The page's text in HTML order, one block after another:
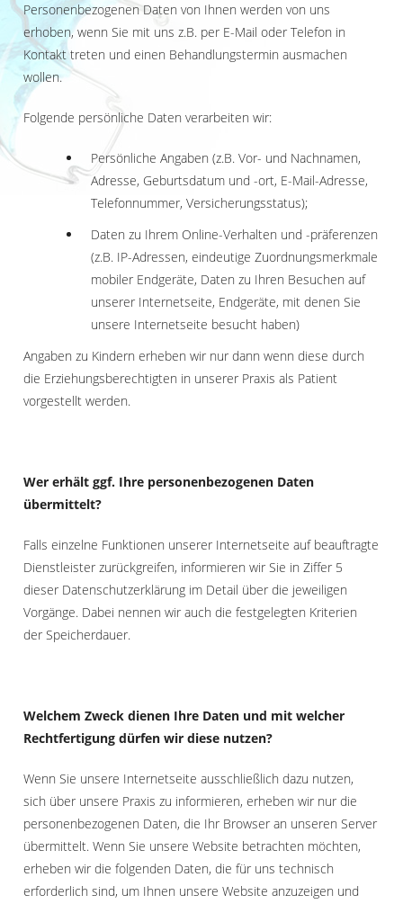
Personenbezogenen Daten von Ihnen werden von uns
erhoben, wenn Sie mit uns z.B. per E-Mail oder Telefon in
Kontakt treten und einen Behandlungstermin ausmachen
wollen.
Folgende persönliche Daten verarbeiten wir:
Persönliche Angaben (z.B. Vor- und Nachnamen,
Adresse, Geburtsdatum und -ort, E-Mail-Adresse,
Telefonnummer, Versicherungsstatus);
Daten zu Ihrem Online-Verhalten und -präferenzen
(z.B. IP-Adressen, eindeutige Zuordnungsmerkmale
mobiler Endgeräte, Daten zu Ihren Besuchen auf
unserer Internetseite, Endgeräte, mit denen Sie
unsere Internetseite besucht haben)
Angaben zu Kindern erheben wir nur dann wenn diese durch
die Erziehungsberechtigten in unserer Praxis als Patient
vorgestellt werden.
Wer erhält ggf. Ihre personenbezogenen Daten
übermittelt?
Falls einzelne Funktionen unserer Internetseite auf beauftragte
Dienstleister zurückgreifen, informieren wir Sie in Ziffer 5
dieser Datenschutzerklärung im Detail über die jeweiligen
Vorgänge. Dabei nennen wir auch die festgelegten Kriterien
der Speicherdauer.
Welchem Zweck dienen Ihre Daten und mit welcher
Rechtfertigung dürfen wir diese nutzen?
Wenn Sie unsere Internetseite ausschließlich dazu nutzen,
sich über unsere Praxis zu informieren, erheben wir nur die
personenbezogenen Daten, die Ihr Browser an unseren Server
übermittelt. Wenn Sie unsere Website betrachten möchten,
erheben wir die folgenden Daten, die für uns technisch
erforderlich sind, um Ihnen unsere Website anzuzeigen und